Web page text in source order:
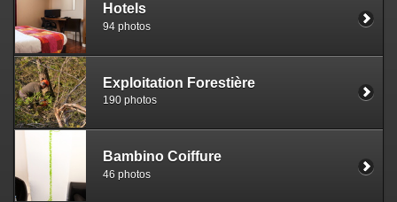
Hotels
94 photos
Exploitation Forestière
190 photos
Bambino Coiffure
46 photos